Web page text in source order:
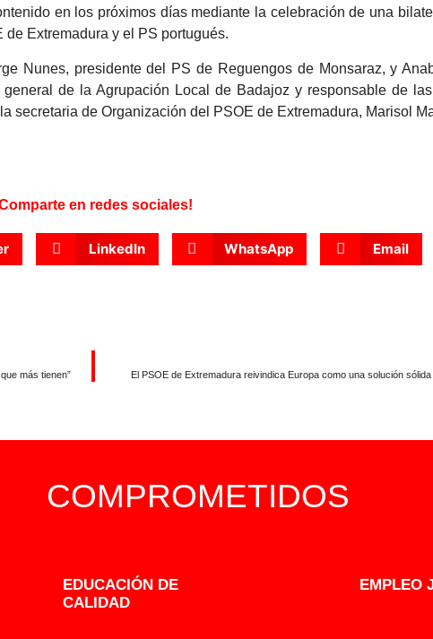
en los próximos días mediante la celebración de una
Extremadura y el PS portugués.
Nunes, presidente del PS de Reguengos de Monsaraz, y
de la Agrupación Local de Badajoz y responsable de
secretaria de Organización del PSOE de Extremadura, Marisol
en redes sociales!
LinkedIn WhatsApp Email
más tienen” El PSOE de Extremadura reivindica Europa como una solución
COMPROMETIDOS
EDUCACIÓN DE
CALIDAD
EMPLEO